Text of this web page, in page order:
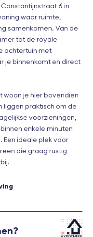
6 in
waar ruimte,
samenkomen. Van de
tot de royale
achtertuin met
je binnenkomt en direct
woon je hier bovendien
liggen praktisch om de
voorzieningen,
enkele minuten
Een ideale plek voor
die graag rustig